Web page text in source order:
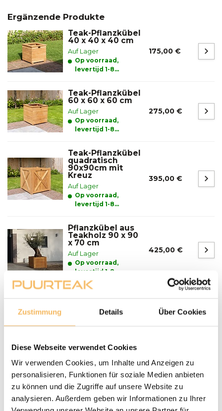
Zustimmung Details Über Cookies
Diese Webseite verwendet Cookies
Wir verwenden Cookies, um Inhalte und Anzeigen zu
personalisieren, Funktionen für soziale Medien anbieten
zu können und die Zugriffe auf unsere Website zu
analysieren. Außerdem geben wir Informationen zu Ihrer
Ergänzende Produkte
Teak-Pflanzkübel
40 x 40 x 40 cm
Auf Lager
Op voorraad,
levertijd 1-8
175,00 €
Teak-Pflanzkübel
60 x 60 x 60 cm
Auf Lager
Op voorraad,
levertijd 1-8
275,00 €
Teak-Pflanzkübel
quadratisch
90x90cm mit
Kreuz
Auf Lager
Op voorraad,
levertijd 1-8
395,00 €
Pflanzkübel aus
Teakholz 90 x 90
x 70 cm
Auf Lager
Op voorraad,
levertijd 1-8
werkdagen
425,00 €
Fragen zu einem unserer Produkte?
Lieferung und Abholung
LIEFERN:
Puurteak.de hat einen eigenen Lieferservice und liefert die
Möbel nach Absprache zu Ihnen nach Hause. Wir werden